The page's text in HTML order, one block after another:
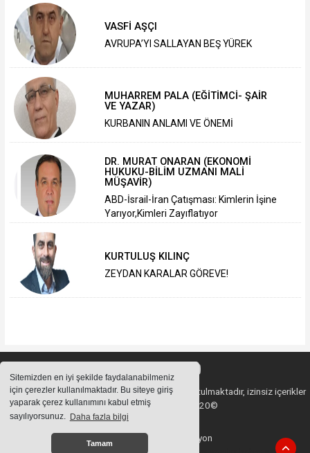
Sitemizden en iyi şekilde faydalanabilmeniz
için çerezler kullanılmaktadır. Bu siteye giriş
yaparak çerez kullanımını kabul etmiş
sayılıyorsunuz. Daha fazla bilgi
Tamam
VASFİ AŞÇI
AVRUPA’YI SALLAYAN BEŞ YÜREK
MUHARREM PALA (EĞİTİMCİ- ŞAİR
VE YAZAR)
KURBANIN ANLAMI VE ÖNEMİ
DR. MURAT ONARAN (EKONOMİ
HUKUKU-BİLİM UZMANI MALİ
MÜŞAVİR)
ABD-İsrail-İran Çatışması: Kimlerin İşine
Yarıyor,Kimleri Zayıflatıyor
KURTULUŞ KILINÇ
ZEYDAN KARALAR GÖREVE!
Sitemizde bulunan içeriklerin tüm hakları saklı tutulmaktadır, izinsiz içerikler
kullanılamaz. Copyright 2020©
Haber Yazılımı:
Web Aksiyon